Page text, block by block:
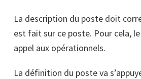
La description du poste doit
est fait sur ce poste. Pour cela,
appel aux opérationnels.
La définition du poste va